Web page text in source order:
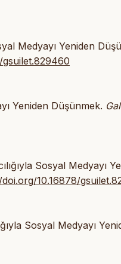
Medyayı Yeniden
Yeniden Düşünmek.
Sosyal Medyayı
10.16878/
Sosyal Medyayı